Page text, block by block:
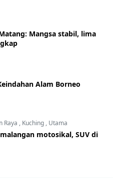
Mangsa stabil, lima
Alam Borneo
Raya , Kuching, Utama
motosikal, SUV di